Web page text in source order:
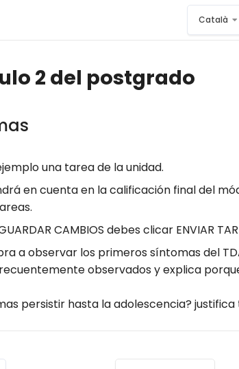
Català
2 del postgrado
una tarea de la unidad.
en cuenta en la calificación final del
CAMBIOS debes clicar ENVIAR
a observar los primeros síntomas del
observados y explica
persistir hasta la adolescencia?